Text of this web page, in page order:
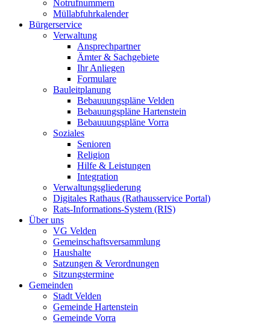
Notrufnummern
Müllabfuhrkalender
Bürgerservice
Verwaltung
Ansprechpartner
Ämter & Sachgebiete
Ihr Anliegen
Formulare
Bauleitplanung
Bebauuungspläne Velden
Bebauungspläne Hartenstein
Bebauuungspläne Vorra
Soziales
Senioren
Religion
Hilfe & Leistungen
Integration
Verwaltungsgliederung
Digitales Rathaus (Rathausservice Portal)
Rats-Informations-System (RIS)
Über uns
VG Velden
Gemeinschaftsversammlung
Haushalte
Satzungen & Verordnungen
Sitzungstermine
Gemeinden
Stadt Velden
Gemeinde Hartenstein
Gemeinde Vorra